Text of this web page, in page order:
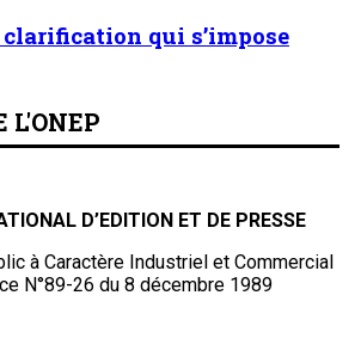
qui s’impose
L'ONEP
D’EDITION ET DE PRESSE
à Caractère Industriel et Commercial
N°89-26 du 8 décembre 1989